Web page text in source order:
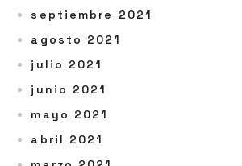
septiembre 2021
agosto 2021
julio 2021
junio 2021
mayo 2021
abril 2021